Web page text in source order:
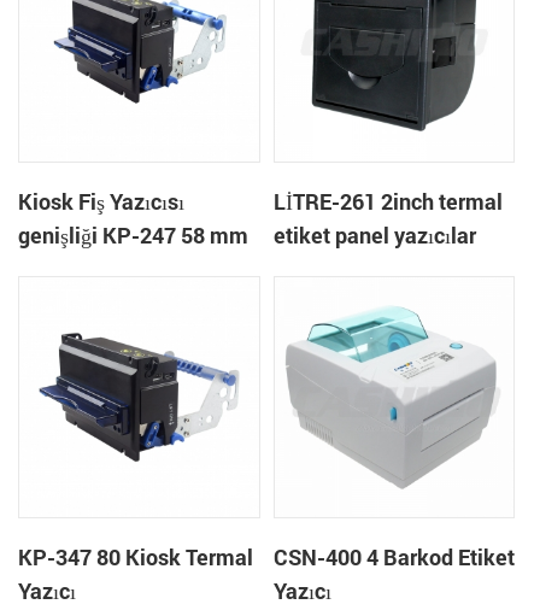
Kiosk Fiş Yazıcısı
genişliği KP-247 58 mm
LİTRE-261 2inch termal
etiket panel yazıcılar
KP-347 80 Kiosk Termal
Yazıcı
CSN-400 4 Barkod Etiket
Yazıcı